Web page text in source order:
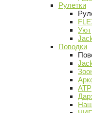
Рулетки
Уют
Поводки
АТР